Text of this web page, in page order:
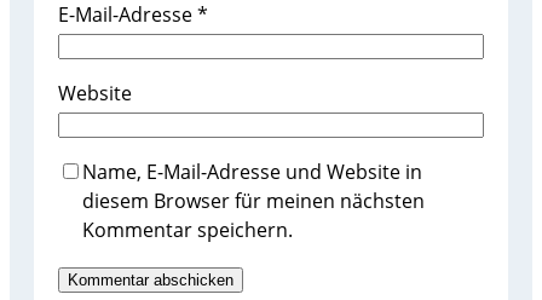
E-Mail-Adresse*
Website
Name, E-Mail-Adresse und Website in
diesem Browser für meinen nächsten
Kommentar speichern.